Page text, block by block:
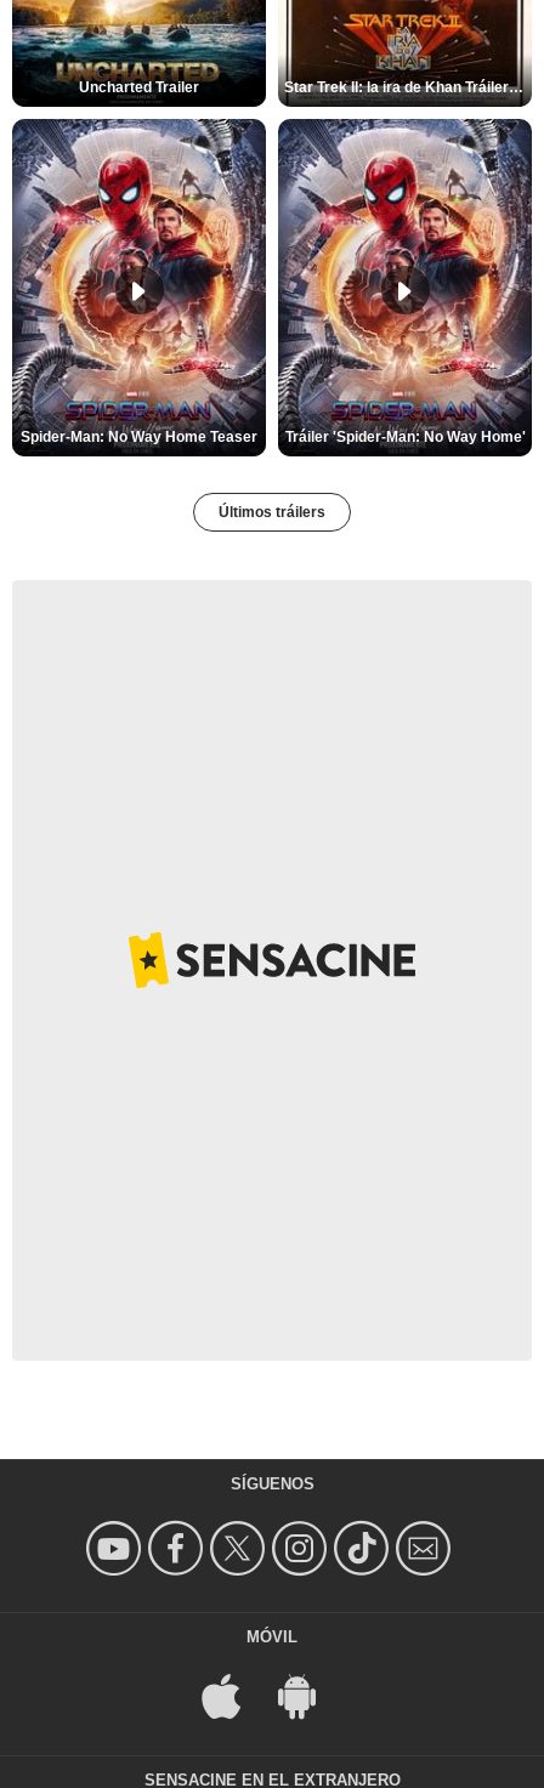
Uncharted Trailer Star Trek II: la ira de Khan Tráiler VO
Spider-Man: No Way Home Teaser Tráiler 'Spider-Man: No Way Home'
Últimos tráilers
SÍGUENOS
MÓVIL
SENSACINE EN EL EXTRANJERO